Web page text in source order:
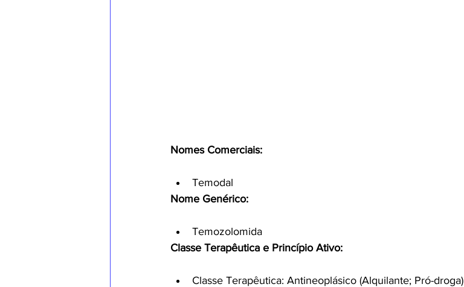
Nomes Comerciais:
Temodal
Nome Genérico:
Temozolomida
Classe Terapêutica e Princípio Ativo:
Classe Terapêutica: Antineoplásico (Alquilante; Pró-droga)